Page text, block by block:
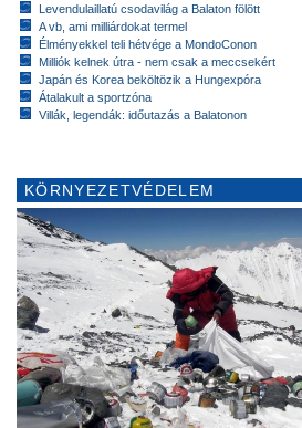
Levendulaillatú csodavilág a Balaton fölött
A vb, ami milliárdokat termel
Élményekkel teli hétvége a MondoConon
Milliók kelnek útra - nem csak a meccsekért
Japán és Korea beköltözik a Hungexpóra
Átalakult a sportzóna
Villák, legendák: időutazás a Balatonon
KÖRNYEZETVÉDELEM